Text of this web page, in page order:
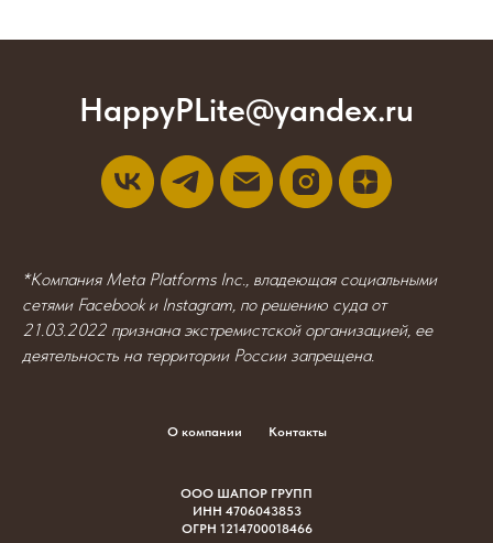
HappyPLite@yandex.ru
*Компания Meta Platforms Inc., владеющая социальными
сетями Facebook и Instagram, по решению суда от
21.03.2022 признана экстремистской организацией, ее
деятельность на территории России запрещена.
О компании Контакты
ООО ШАПОР ГРУПП
ИНН 4706043853
ОГРН 1214700018466